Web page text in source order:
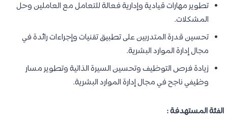
تطوير مهارات قيادية وإدارية فعالة للتعامل مع العاملين وحل
المشكلات.
تحسين قدرة المتدربين على تطبيق تقنيات وإجراءات رائدة في
مجال إدارة الموارد البشرية.
زيادة فرص التوظيف وتحسين السيرة الذاتية وتطوير مسار
وظيفي ناجح في مجال إدارة الموارد البشرية.
الفئة المستهدفة :